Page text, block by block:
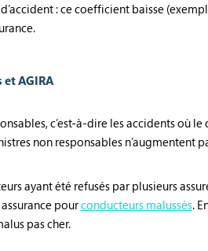
: ce coefficient baisse
et AGIRA
c’est-à-dire les accidents où
non responsables n’augmentent
ayant été refusés par plusieurs
pourconducteurs malussés.
pas cher.